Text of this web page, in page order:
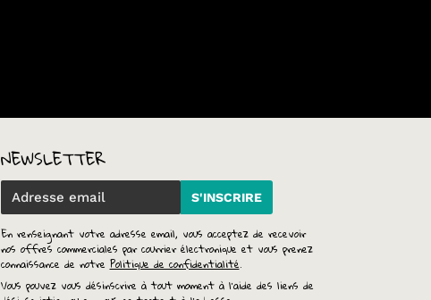
NEWSLETTER
E-
mail
S'INSCRIRE
En renseignant votre adresse email, vous acceptez de recevoir
nos offres commerciales par courrier électronique et vous prenez
connaissance de notre Politique de confidentialité.
Vous pouvez vous désinscrire à tout moment à l'aide des liens de